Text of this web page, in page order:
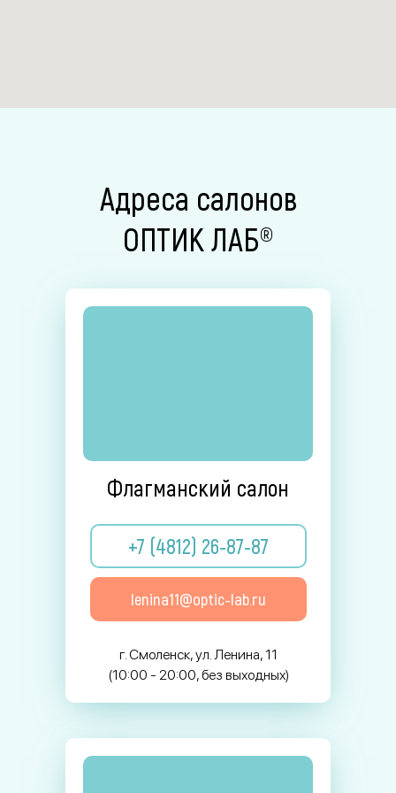
Адреса салонов
ОПТИК ЛАБ®
г. Смоленск, ул. Ленина, 11
(10:00 - 20:00, без выходных)
Флагманский салон
+7 (4812) 26-87-87
lenina11@optic-lab.ru